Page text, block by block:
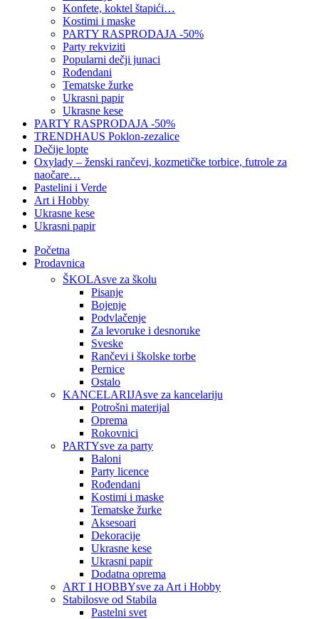
Konfete, koktel štapići…
Kostimi i maske
PARTY RASPRODAJA -50%
Party rekviziti
Popularni dečji junaci
Rođendani
Tematske žurke
Ukrasni papir
Ukrasne kese
PARTY RASPRODAJA -50%
TRENDHAUS Poklon-zezalice
Dečije lopte
Oxylady – ženski rančevi, kozmetičke torbice, futrole za
naočare…
Pastelini i Verde
Art i Hobby
Ukrasne kese
Ukrasni papir
Početna
Prodavnica
ŠKOLAsve za školu
Pisanje
Bojenje
Podvlačenje
Za levoruke i desnoruke
Sveske
Rančevi i školske torbe
Pernice
Ostalo
KANCELARIJAsve za kancelariju
Potrošni materijal
Oprema
Rokovnici
PARTYsve za party
Baloni
Party licence
Rođendani
Kostimi i maske
Tematske žurke
Aksesoari
Dekoracije
Ukrasne kese
Ukrasni papir
Dodatna oprema
ART I HOBBYsve za Art i Hobby
Stabilosve od Stabila
Pastelni svet